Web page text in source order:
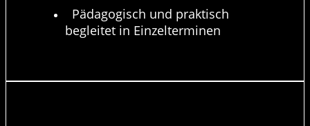
Pädagogisch und praktisch
begleitet in Einzelterminen